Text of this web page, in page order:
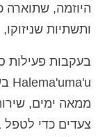
Français
Magyar
(
Italiano
(
היוזמה, שתוארה
ותשתיות
בעקבות
צעדים כדי לטפל